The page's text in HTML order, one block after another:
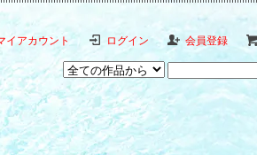
イアカウント ログイン 会員登録